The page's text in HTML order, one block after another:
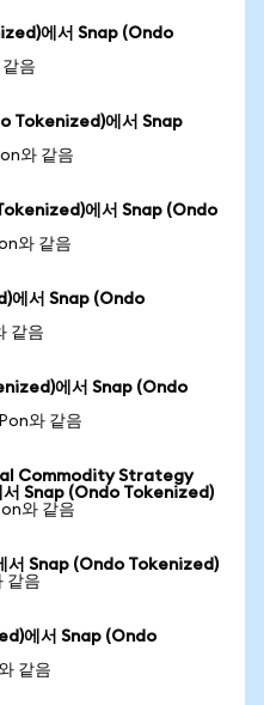
에서 Snap (Ondo
음
Tokenized)에서 Snap
와 같음
에서 Snap (Ondo
와 같음
에서 Snap (Ondo
같음
에서 Snap (Ondo
와 같음
Commodity Strategy
Snap (Ondo Tokenized)
와 같음
서 Snap (Ondo Tokenized)
같음
에서 Snap (Ondo
같음